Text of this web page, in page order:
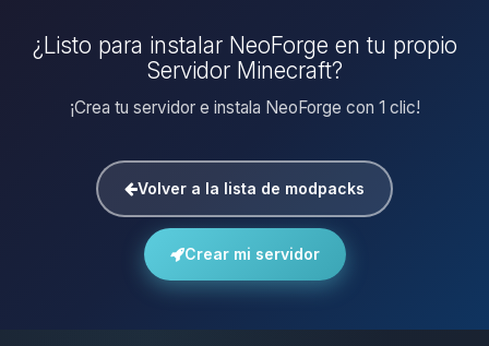
¿Listo para instalar NeoForge en tu propio
Servidor Minecraft?
¡Crea tu servidor e instala NeoForge con 1 clic!
Volver a la lista de modpacks
Crear mi servidor